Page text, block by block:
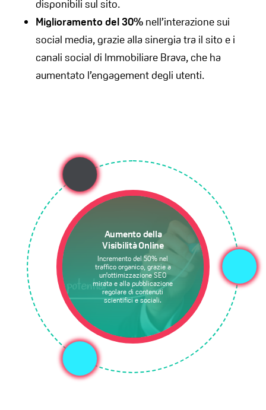
disponibili sul sito.
Miglioramento del 30%nell’interazione sui
social media, grazie alla sinergia tra il sito e i
canali social di Immobiliare Brava, che ha
aumentato l’engagement degli utenti.
Aumento della
Visibilità Online
Incremento del 50% nel
traffico organico, grazie a
un'ottimizzazione SEO
mirata e alla pubblicazione
regolare di contenuti
scientifici e sociali.